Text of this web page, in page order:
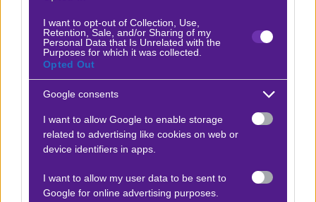
I want to opt-out of Collection, Use,
Retention, Sale, and/or Sharing of my
Personal Data that Is Unrelated with the
Purposes for which it was collected.
Opted Out
Google consents
I want to allow Google to enable storage
related to advertising like cookies on web or
device identifiers in apps.
I want to allow my user data to be sent to
Google for online advertising purposes.
Δείτε με ένα κλικ τις καλύτερες προσφορές της ημέρας
Ο Βαγγέλης Λυκάκης προτείνει:
Θέλτα - Ρεάλ Μαδρίτης
Α Ισπανίας 06.03.2026 | x10
1Χ+G/G
2.50